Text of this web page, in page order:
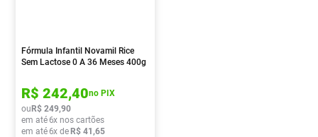
Fórmula Infantil Novamil Rice
Sem Lactose 0 A 36 Meses 400g
R$ 242,40no PIX
ouR$ 249,90
em até6x nos cartões
em até6x deR$ 41 ,65
10º Lavitan